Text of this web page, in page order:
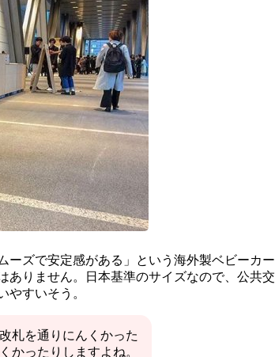
ーズで安定感がある」という海外製ベビーカー
ありません。日本基準のサイズなので、公共交
やすいそう。
札を通りにんくかった
かったりしますよね。